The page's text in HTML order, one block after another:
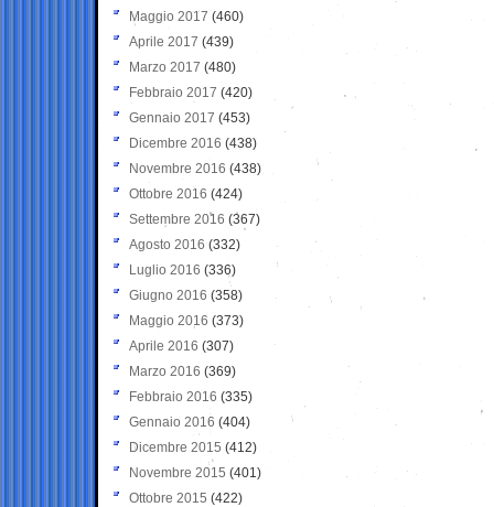
Maggio 2017 (460)
Aprile 2017 (439)
Marzo 2017 (480)
Febbraio 2017 (420)
Gennaio 2017 (453)
Dicembre 2016 (438)
Novembre 2016 (438)
Ottobre 2016 (424)
Settembre 2016 (367)
Agosto 2016 (332)
Luglio 2016 (336)
Giugno 2016 (358)
Maggio 2016 (373)
Aprile 2016 (307)
Marzo 2016 (369)
Febbraio 2016 (335)
Gennaio 2016 (404)
Dicembre 2015 (412)
Novembre 2015 (401)
Ottobre 2015 (422)